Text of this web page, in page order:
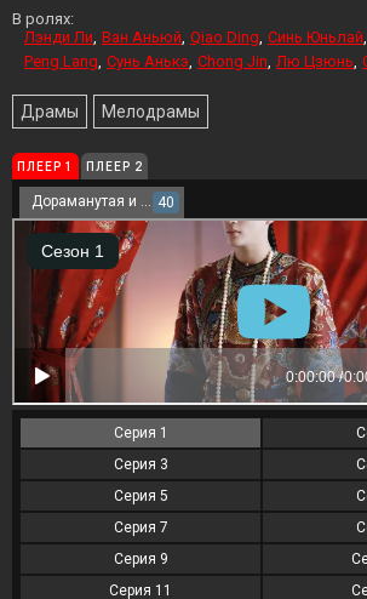
В ролях:
Лэнди Ли Ван Аньюй Qiao Ding Синь Юньлай
Peng Lang Сунь Анькэ Chong Jin Лю Цзюнь
Драмы Мелодрамы
ПЛЕЕР 1 ПЛЕЕР 2
Дораманутая и NSYNC 40
Серия 1
Серия 3
Серия 5
Серия 7
Серия 9
Серия 11